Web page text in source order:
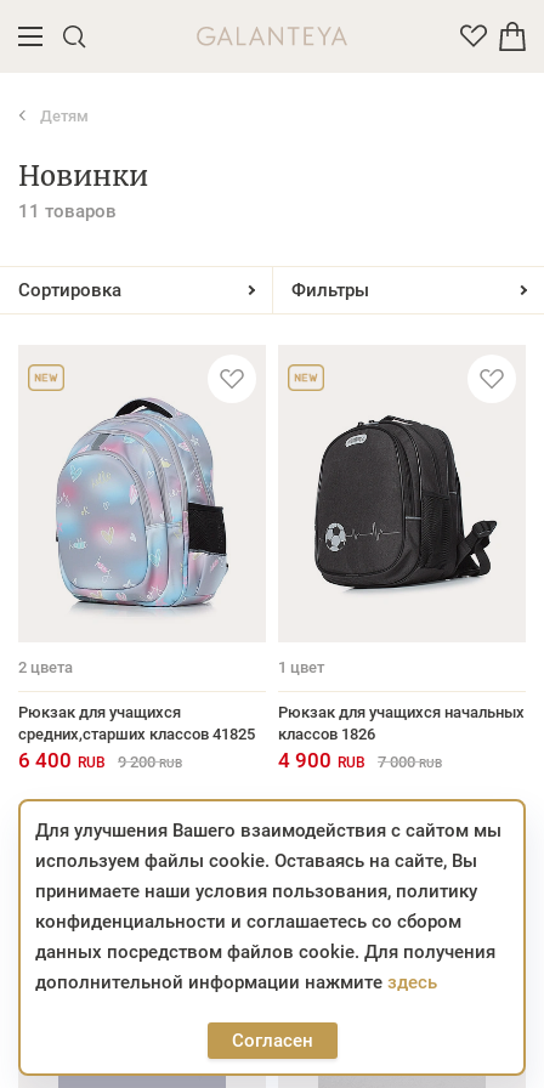
Введите название или артикул товара
Детям
Новинки
11 товаров
Сортировка Фильтры
2 цвета
Рюкзак для учащихся
средних,старших классов 41825
6 400 RUB 9 200 RUB
1 цвет
Рюкзак для учащихся начальных
классов 1826
4 900 RUB 7 000 RUB
Для улучшения Вашего взаимодействия с сайтом мы
используем файлы cookie. Оставаясь на сайте, Вы
принимаете наши условия пользования, политику
конфиденциальности и соглашаетесь со сбором
данных посредством файлов cookie. Для получения
дополнительной информации нажмите здесь
Согласен